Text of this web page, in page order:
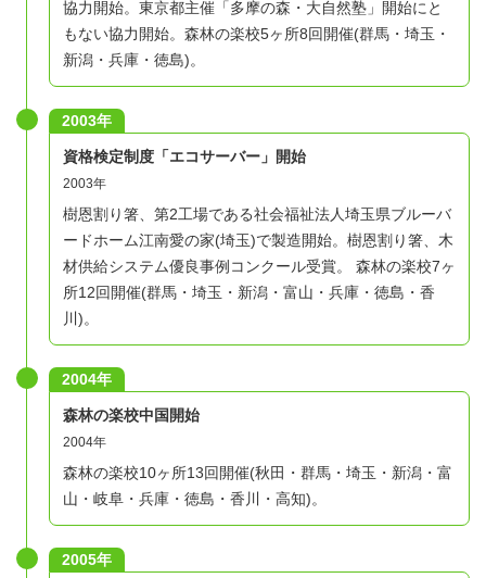
協力開始。東京都主催「多摩の森・大自然塾」開始にと
もない協力開始。森林の楽校5ヶ所8回開催(群馬・埼玉・
新潟・兵庫・徳島)。
2003年
資格検定制度「エコサーバー」開始
2003年
樹恩割り箸、第2工場である社会福祉法人埼玉県ブルーバ
ードホーム江南愛の家(埼玉)で製造開始。樹恩割り箸、木
材供給システム優良事例コンクール受賞。 森林の楽校7ヶ
所12回開催(群馬・埼玉・新潟・富山・兵庫・徳島・香
川)。
2004年
森林の楽校中国開始
2004年
森林の楽校10ヶ所13回開催(秋田・群馬・埼玉・新潟・富
山・岐阜・兵庫・徳島・香川・高知)。
2005年